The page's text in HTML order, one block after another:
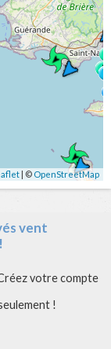
| © OpenStreetMap
vent
votre compte
!